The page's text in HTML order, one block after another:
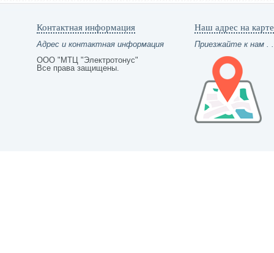
Контактная информация
Адрес и контактная информация
ООО "МТЦ "Электротонус"
Все права защищены.
Наш адрес на карте
Приезжайте к нам .